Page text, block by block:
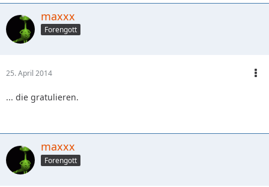
maxxx
Forengott
25. April 2014
... die gratulieren.
maxxx
Forengott